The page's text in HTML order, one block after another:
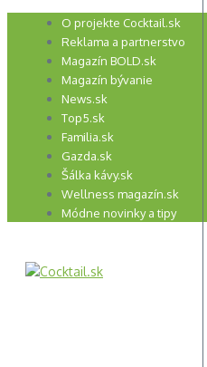
Preskočiť
O projekte Cocktail.sk
Reklama a partnerstvo
Magazín BOLD.sk
Magazín bývanie
News.sk
Top5.sk
Familia.sk
Gazda.sk
Šálka kávy.sk
Wellness magazín.sk
Módne novinky a tipy